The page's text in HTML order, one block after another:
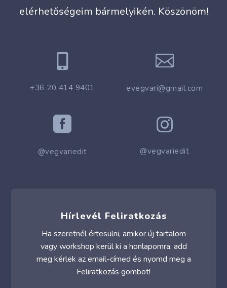
elérhetőségeim bármelyikén. Köszönöm!

+36 20 414 9401

evegvari@gmail.com

@vegvariedit

@vegvariedit
Hírlevél Feliratkozás
Ha szeretnél értesülni, amikor új tartalom
vagy workshop kerül ki a honlapomra, add
meg kérlek az email-címed és nyomd meg a
Feliratkozás gombot!